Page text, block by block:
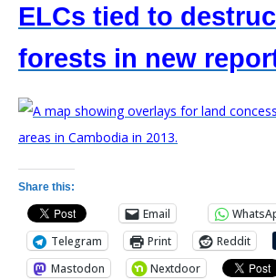
ELCs tied to
forests in new
Share this:
Email
Telegram
Print
Reddit
Mastodon
Nextdoor